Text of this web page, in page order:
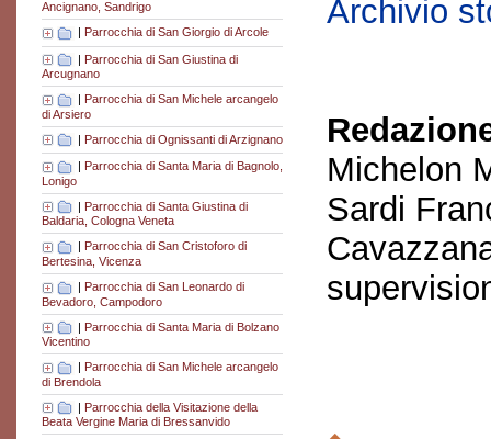
Ancignano, Sandrigo
| Parrocchia di San Giorgio di Arcole
| Parrocchia di San Giustina di
Arcugnano
Parrocchia di San Michele arcangelo
di Arsiero
| Parrocchia di Ognissanti di Arzignano
Parrocchia di Santa Maria di Bagnolo,
Lonigo
| Parrocchia di Santa Giustina di
Baldaria, Cologna Veneta
Parrocchia di San Cristoforo di
Bertesina, Vicenza
| Parrocchia di San Leonardo di
Bevadoro, Campodoro
| Parrocchia di Santa Maria di Bolzano
Vicentino
| Parrocchia di San Michele arcangelo
di Brendola
| Parrocchia della Visitazione della
Beata Vergine Maria di Bressanvido
Archivio
Michelon
Sardi